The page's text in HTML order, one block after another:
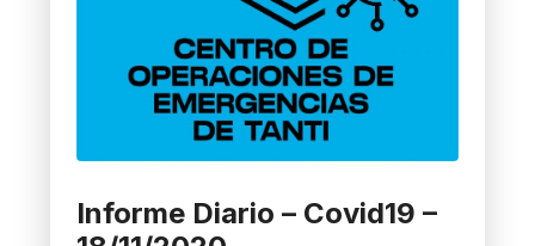
Informe Diario – Covid19 –